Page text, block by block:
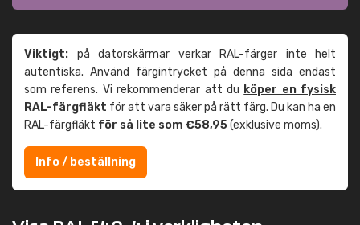
Viktigt: på datorskärmar verkar RAL-färger inte helt
autentiska. Använd färgintrycket på denna sida endast
som referens. Vi rekommenderar att du köper en fysisk
RAL-färgfläkt för att vara säker på rätt färg. Du kan ha en
RAL-färgfläkt för så lite som €58,95(exklusive moms).
Info / beställning